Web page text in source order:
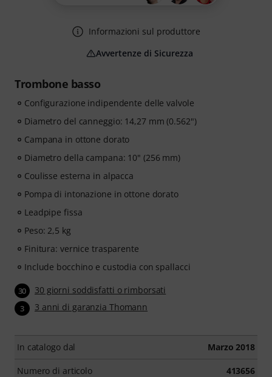
Trombone basso
Configurazione indipendente delle valvole
Diametro del canneggio: 14,27 mm (0.562")
Campana in ottone dorato
Diametro della campana: 10" (256 mm)
Coulisse esterna in alpacca
Pompa di intonazione in ottone dorato
Leadpipe fissa
Peso: 2,5 kg
Finitura: vernice trasparente
Include bocchino e custodia con spallacci
30 30 giorni soddisfatti o rimborsati
3 3 anni di garanzia Thomann
In catalogo dal Marzo 2018
Numero di articolo 413656
Informazioni sul produttore
Avvertenze di Sicurezza